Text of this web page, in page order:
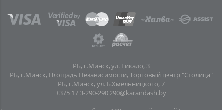
РБ, г.Минск, ул. Гикало, 3
РБ, г.Минск, Площадь Независимости, Торговый центр "Столица"
РБ, г.Минск, ул. Б.Хмельницкого, 7
+375 17 3-290-290 290@karandash.by